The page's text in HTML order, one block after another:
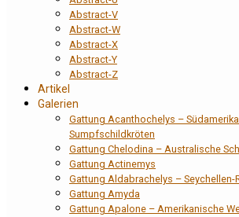
Abstract-V
Abstract-W
Abstract-X
Abstract-Y
Abstract-Z
Artikel
Galerien
Gattung Acanthochelys –
Sumpfschildkröten
Gattung Chelodina – Australische
Gattung Actinemys
Gattung Aldabrachelys –
Gattung Amyda
Gattung Apalone – Amerikanische